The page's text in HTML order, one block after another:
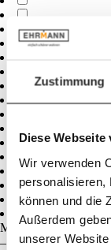
Zustimmung
Diese
Wir verwenden
personalisieren,
können und die
Außerdem
unserer
Minimum
cm
–